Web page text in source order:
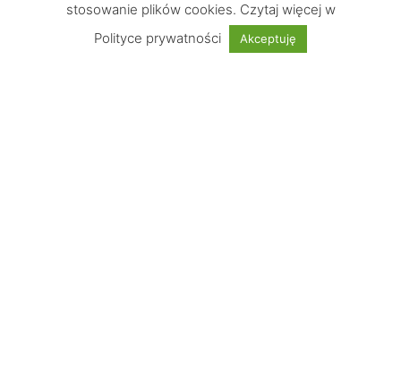
Chętnie odpowiemy na Wasze pytania
stosowanie plików cookies. Czytaj więcej w
Polityce prywatności
Akceptuję